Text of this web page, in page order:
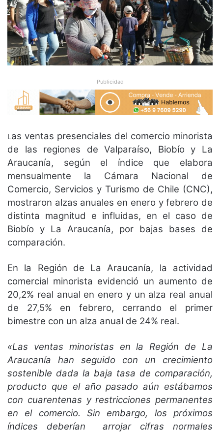
Publicidad
Las ventas presenciales del comercio minorista
de las regiones de Valparaíso, Biobío y La
Araucanía, según el índice que elabora
mensualmente la Cámara Nacional de
Comercio, Servicios y Turismo de Chile (CNC),
mostraron alzas anuales en enero y febrero de
distinta magnitud e influidas, en el caso de
Biobío y La Araucanía, por bajas bases de
comparación.
En la Región de La Araucanía, la actividad
comercial minorista evidenció un aumento de
20,2% real anual en enero y un alza real anual
de 27,5% en febrero, cerrando el primer
bimestre con un alza anual de 24% real.
«Las ventas minoristas en la Región de La
Araucanía han seguido con un crecimiento
sostenible dada la baja tasa de comparación,
producto que el año pasado aún estábamos
con cuarentenas y restricciones permanentes
en el comercio. Sin embargo, los próximos
índices deberían arrojar cifras normales